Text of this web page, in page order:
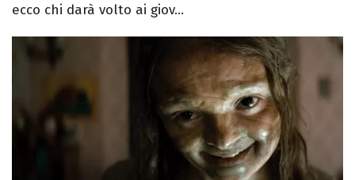
ecco chi darà volto ai giov...